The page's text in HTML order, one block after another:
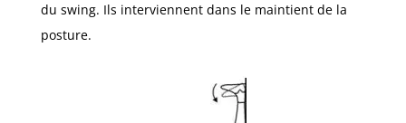
du swing. Ils interviennent dans le maintient de la
posture.